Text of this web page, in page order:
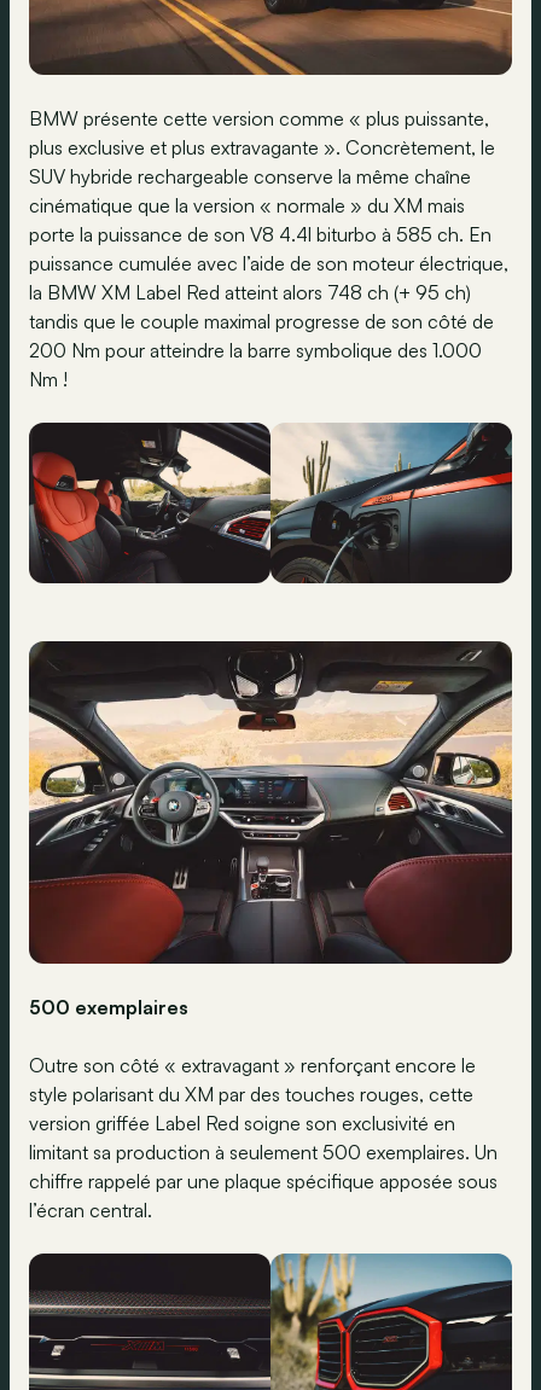
BMW présente cette version comme « plus puissante,
plus exclusive et plus extravagante ». Concrètement, le
SUV hybride rechargeable conserve la même chaîne
cinématique que la version « normale » du XM mais
porte la puissance de son V8 4.4l biturbo à 585 ch. En
puissance cumulée avec l’aide de son moteur électrique,
la BMW XM Label Red atteint alors 748 ch (+ 95 ch)
tandis que le couple maximal progresse de son côté de
200 Nm pour atteindre la barre symbolique des 1.000
Nm !
500 exemplaires
Outre son côté « extravagant » renforçant encore le
style polarisant du XM par des touches rouges, cette
version griffée Label Red soigne son exclusivité en
limitant sa production à seulement 500 exemplaires. Un
chiffre rappelé par une plaque spécifique apposée sous
l’écran central.